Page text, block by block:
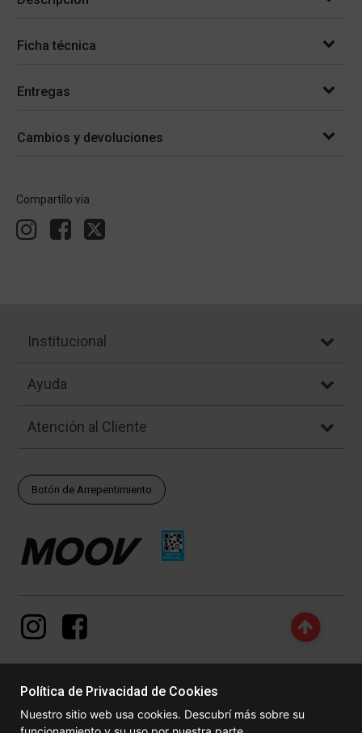
Ficha técnica
Entregas
Cambios y devoluciones
Compartílo vía
Institucional
Ayuda
Atención al Cliente
Botón de Arrepentimiento
DERECHOS RESERVADOS. Las fotos contenidas en este site, el
Política de Privacidad de Cookies
Nuestro sitio web usa cookies. Descubrí más sobre su